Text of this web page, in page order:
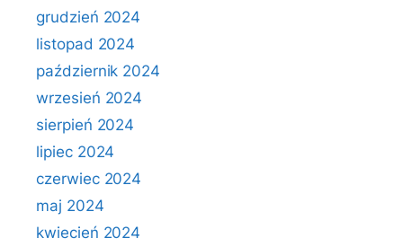
grudzień 2024
listopad 2024
październik 2024
wrzesień 2024
sierpień 2024
lipiec 2024
czerwiec 2024
maj 2024
kwiecień 2024